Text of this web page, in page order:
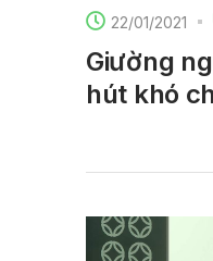
22/01/2021
Giường
hút khó